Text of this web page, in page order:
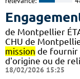
de Montpellier
CHU de
mission de fournir
d'origine ou de
18/02/2026 15:25